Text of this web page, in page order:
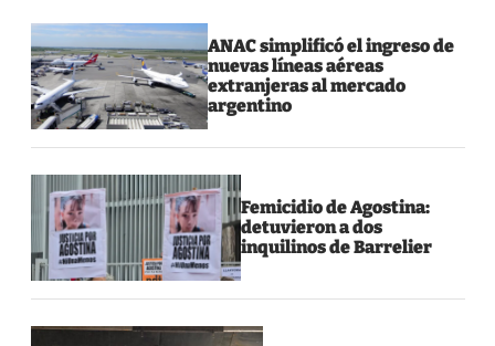
ANAC simplificó el ingreso de
nuevas líneas aéreas
extranjeras al mercado
argentino
Femicidio de Agostina:
detuvieron a dos
inquilinos de Barrelier